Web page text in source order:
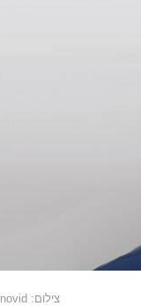
צילום: Innovid